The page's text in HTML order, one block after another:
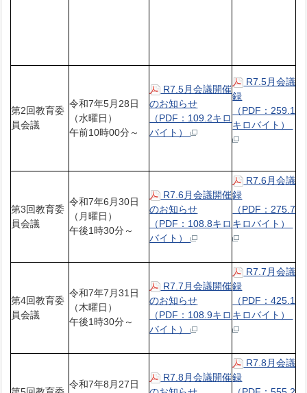
第2回教育委
員会議
令和7年5月28日
（水曜日）
午前10時00分～
R7.5月会議開催
のお知らせ
（PDF：109.2キロ
バイト）
R7.5月会議
録
（PDF：259.1
キロバイト）
第3回教育委
員会議
令和7年6月30日
（月曜日）
午後1時30分～
R7.6月会議開催
のお知らせ
（PDF：108.8キロ
バイト）
R7.6月会議
録
（PDF：275.7
キロバイト）
第4回教育委
員会議
令和7年7月31日
（木曜日）
午後1時30分～
R7.7月会議開催
のお知らせ
（PDF：108.9キロ
バイト）
R7.7月会議
録
（PDF：425.1
キロバイト）
令和7年8月27日
R7.8月会議開催
R7.8月会議
録